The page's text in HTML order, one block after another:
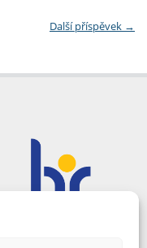
Další příspěvek →